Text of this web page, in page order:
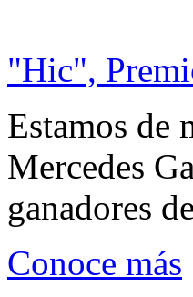
"Hic",
Estamos de
Mercedes
ganadores
Conoce más